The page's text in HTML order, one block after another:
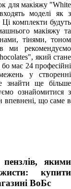
для макіяжу "White
моделі як з
комплекти будуть
макіяжу та
тінями, тоном
ми рекомендуємо
який стане
має 24 професійні
у створенні
знайти ще більше
ознайомитися з
впевнені, що саме в
якими
купити
ВоБс